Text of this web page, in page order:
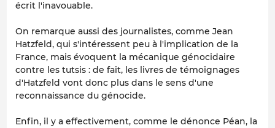
écrit l'inavouable.
On remarque aussi des journalistes, comme Jean
Hatzfeld, qui s'intéressent peu à l'implication de la
France, mais évoquent la mécanique génocidaire
contre les tutsis : de fait, les livres de témoignages
d'Hatzfeld vont donc plus dans le sens d'une
reconnaissance du génocide.
Enfin, il y a effectivement, comme le dénonce Péan, la